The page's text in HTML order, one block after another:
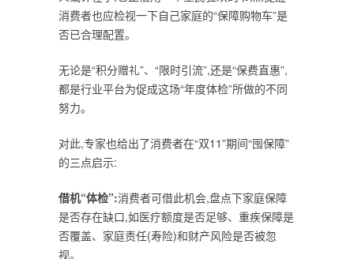
消费者也应检视一下自己家庭的“保障购物车”是
否已合理配置。
无论是“积分赠礼”、“限时引流”,还是“保费直惠”,
都是行业平台为促成这场“年度体检”所做的不同
努力。
对此,专家也给出了消费者在“双11”期间“囤保障”
的三点启示:
借机“体检”:消费者可借此机会,盘点下家庭保障
是否存在缺口,如医疗额度是否足够、重疾保障是
否覆盖、家庭责任(寿险)和财产风险是否被忽
视。